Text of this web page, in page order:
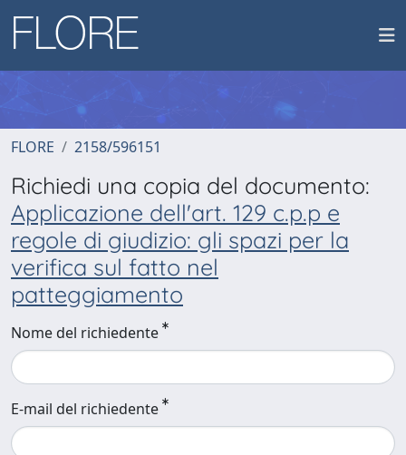
FLORE 2158/596151
Richiedi una copia del documento:
Applicazione dell'art. 129 c.p.p e
regole di giudizio: gli spazi per la
verifica sul fatto nel
patteggiamento
Nome del richiedente
E-mail del richiedente